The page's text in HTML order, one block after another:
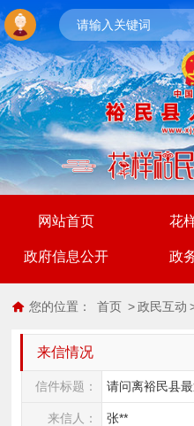
网站首页 花
政府信息公开 政
您的位置： 首页 > 政民互动
来信情况
信件标题： 请问离裕民县
来信人： 张**